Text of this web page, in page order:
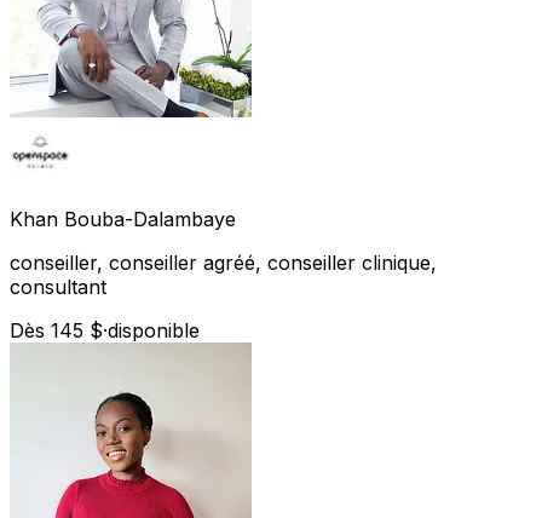
Khan Bouba-Dalambaye
conseiller, conseiller agréé, conseiller clinique,
consultant
Dès 145 $·disponible